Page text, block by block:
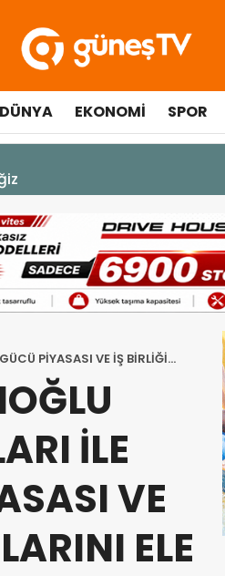
DÜNYA EKONOMI SPOR
PİYASASI VE İŞ BİRLİĞİ
İLE
VE
ELE